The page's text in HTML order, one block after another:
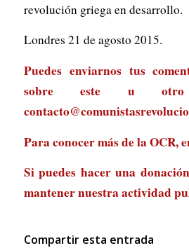
revolución griega en desarrollo.
Londres 21 de agosto 2015.
Puedes enviarnos tus
sobre este u
Para conocer más de la OCR,
Si puedes hacer una
mantener nuestra actividad
Compartir esta entrada